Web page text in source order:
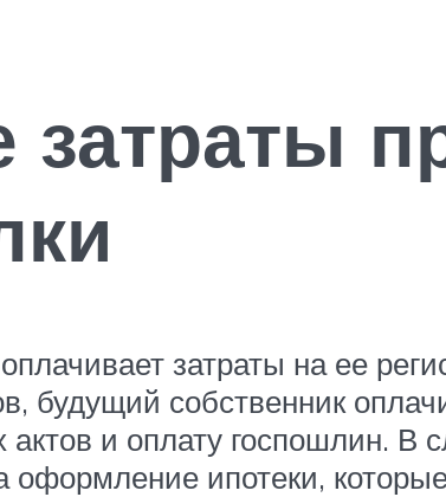
затраты на ее
будущий собственник
и оплату госпошлин. В
ипотеки,